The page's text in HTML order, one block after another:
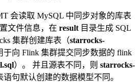
会读取 MySQL 中同步对象的库表
文件信息，在 result 目录生成 SQL
集群创建库表（starrocks-
于向 Flink 集群提交同步数据的 flink
）。 并且源表不同，则 starrocks-
语句默认创建的数据模型不同。